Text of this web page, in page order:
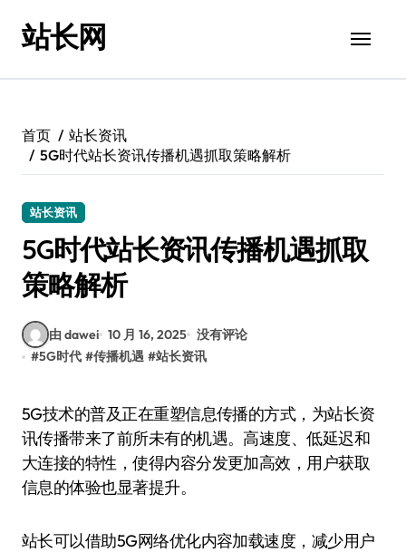
站长网
首页
站长资讯
5G时代站长资讯传播机遇抓取策略解析
站长资讯
5G时代站长资讯传播机遇抓取
策略解析
由 dawei 10 月 16, 2025 没有评论
#5G时代 #传播机遇 #站长资讯
5G技术的普及正在重塑信息传播的方式，为站长资
讯传播带来了前所未有的机遇。高速度、低延迟和
大连接的特性，使得内容分发更加高效，用户获取
信息的体验也显著提升。
站长可以借助5G网络优化内容加载速度，减少用户